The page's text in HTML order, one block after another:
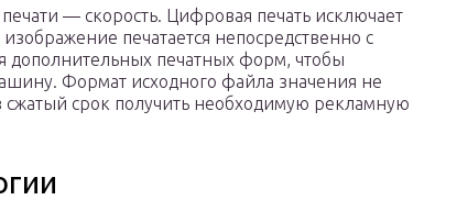
— скорость. Цифровая печать исключает
печатается непосредственно с
дополнительных печатных форм, чтобы
Формат исходного файла значения не
срок получить необходимую рекламную